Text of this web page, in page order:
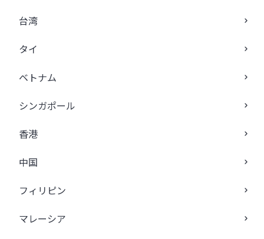
台湾
タイ
ベトナム
シンガポール
香港
中国
フィリピン
マレーシア